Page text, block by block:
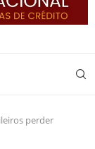
perder